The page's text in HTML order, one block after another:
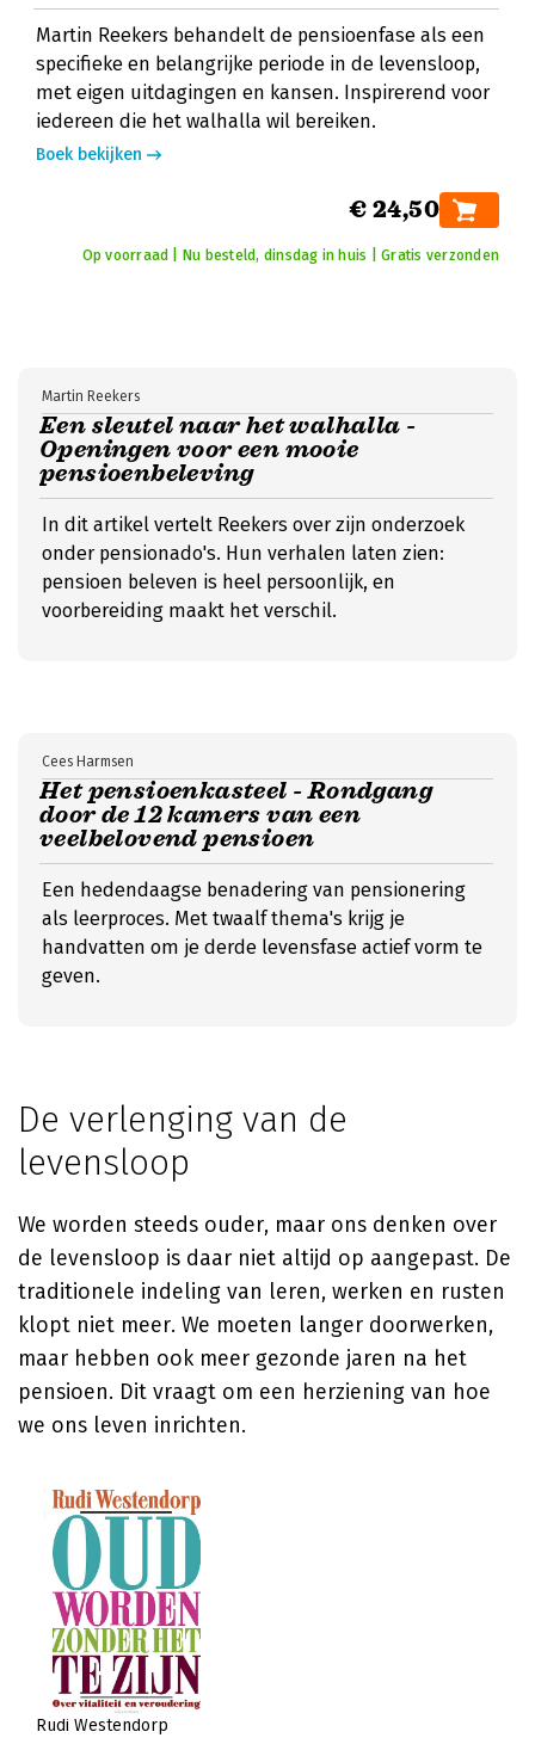
Martin Reekers behandelt de pensioenfase als een
specifieke en belangrijke periode in de levensloop,
met eigen uitdagingen en kansen. Inspirerend voor
iedereen die het walhalla wil bereiken.
Boek bekijken
€ 24,50
Op voorraad | Nu besteld, dinsdag in huis | Gratis verzonden
Een sleutel naar het walhalla -
Openingen voor een mooie
pensioenbeleving
Martin Reekers
In dit artikel vertelt Reekers over zijn onderzoek
onder pensionado's. Hun verhalen laten zien:
pensioen beleven is heel persoonlijk, en
voorbereiding maakt het verschil.
Het pensioenkasteel - Rondgang
door de 12 kamers van een
veelbelovend pensioen
Cees Harmsen
Een hedendaagse benadering van pensionering
als leerproces. Met twaalf thema's krijg je
handvatten om je derde levensfase actief vorm te
geven.
De verlenging van de
levensloop
We worden steeds ouder, maar ons denken over
de levensloop is daar niet altijd op aangepast. De
traditionele indeling van leren, werken en rusten
klopt niet meer. We moeten langer doorwerken,
maar hebben ook meer gezonde jaren na het
pensioen. Dit vraagt om een herziening van hoe
we ons leven inrichten.
Rudi Westendorp